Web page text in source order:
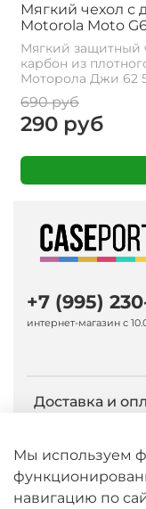
Мягкий чехол с
Motorola Moto
Мягкий защитный
карбон из
Моторола Джи 62
690 руб
290 руб
Доставка и
О компании
Бренд Nillkin
+7 (995)
интернет-магазин с
Мы используем
навигацию по